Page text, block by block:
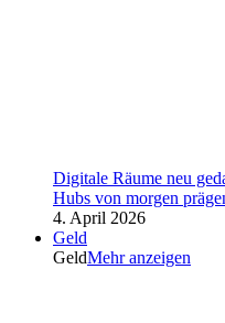
Digitale Räume neu
Hubs von morgen
4. April 2026
Geld
GeldMehr anzeigen